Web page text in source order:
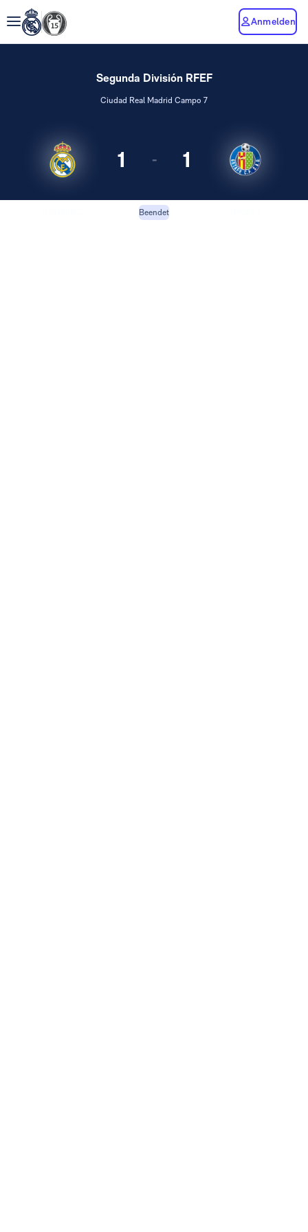
Anmelden
Segunda División RFEF
Ciudad Real Madrid Campo 7
1 - 1
Beendet